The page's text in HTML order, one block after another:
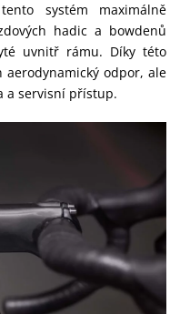
systém maximálně
hadic a bowdenů
uvnitř rámu. Díky této
odpor, ale
a servisní přístup.